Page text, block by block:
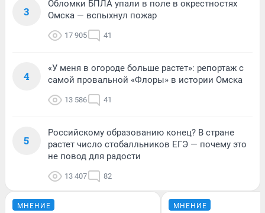
3
Обломки БПЛА упали в поле в окрестностях
Омска — вспыхнул пожар
17 905 41
4
«У меня в огороде больше растет»: репортаж с
самой провальной «Флоры» в истории Омска
13 586 41
5
Российскому образованию конец? В стране
растет число стобалльников ЕГЭ — почему это
не повод для радости
13 407 82
МНЕНИЕ МНЕНИЕ